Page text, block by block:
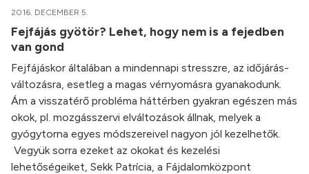
2016. DECEMBER 5.
Fejfájás gyötör? Lehet, hogy nem is a fejedben
van gond
Fejfájáskor általában a mindennapi stresszre, az időjárás-
változásra, esetleg a magas vérnyomásra gyanakodunk.
Ám a visszatérő probléma háttérben gyakran egészen más
okok, pl. mozgásszervi elváltozások állnak, melyek a
gyógytorna egyes módszereivel nagyon jól kezelhetők.
Vegyük sorra ezeket az okokat és kezelési
lehetőségeiket, Sekk Patrícia, a Fájdalomközpont